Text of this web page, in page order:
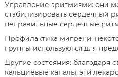
Управление аритмиями: они
стабилизировать сердечный
неправильные сердечные
Профилактика мигрени:
группы используются для
Другие состояния: благодаря
кальциевые каналы, эти